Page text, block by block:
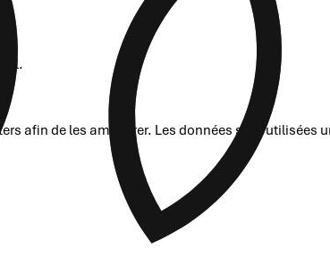
afin de les améliorer. Les données sont utilisées